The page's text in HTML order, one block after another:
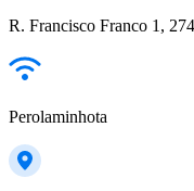
R. Francisco Franco 1,
Perolaminhota